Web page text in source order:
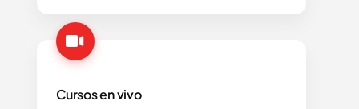
Cursos en vivo